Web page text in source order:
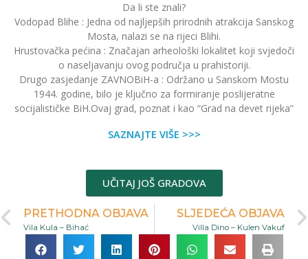
Da li ste znali?
Vodopad Blihe : Jedna od najljepših prirodnih atrakcija Sanskog
Mosta, nalazi se na rijeci Blihi.
Hrustovačka pećina : Značajan arheološki lokalitet koji svjedoči
o naseljavanju ovog područja u prahistoriji.
Drugo zasjedanje ZAVNOBiH-a : Održano u Sanskom Mostu
1944. godine, bilo je ključno za formiranje poslijeratne
socijalističke BiH.Ovaj grad, poznat i kao “Grad na devet rijeka”
SAZNAJTE VIŠE >>>
UČITAJ JOŠ GRADOVA
PRETHODNA OBJAVA
Vila Kula – Bihać
SLJEDEĆA OBJAVA
Villa Dino – Kulen Vakuf